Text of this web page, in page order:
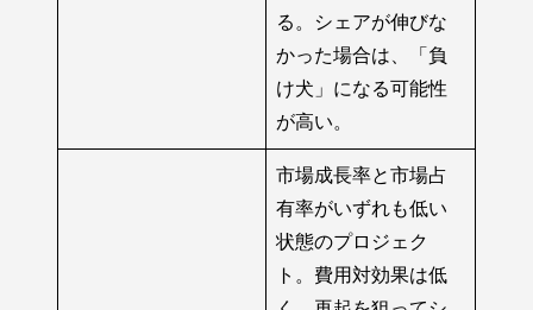
る。シェアが伸びな
かった場合は、「負
け犬」になる可能性
が高い。
市場成長率と市場占
有率がいずれも低い
状態のプロジェク
ト。費用対効果は低